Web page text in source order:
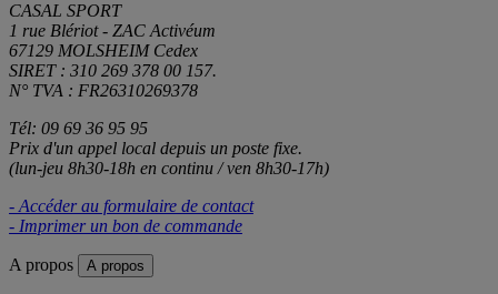
CASAL SPORT
1 rue Blériot - ZAC Activéum
67129 MOLSHEIM Cedex
SIRET : 310 269 378 00 157.
N° TVA : FR26310269378
Tél: 09 69 36 95 95
Prix d'un appel local depuis un poste fixe.
(lun-jeu 8h30-18h en continu / ven 8h30-17h)
- Accéder au formulaire de contact
- Imprimer un bon de commande
A propos A propos